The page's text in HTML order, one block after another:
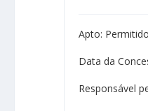
Apto:
Data da
Responsável